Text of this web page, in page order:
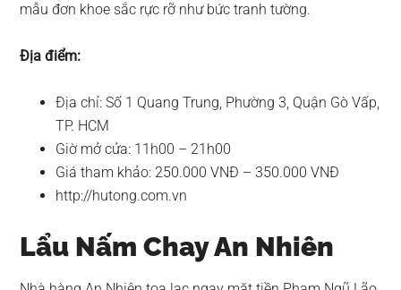
mẫu đơn khoe sắc rực rỡ như bức tranh tường.
Địa điểm:
Địa chỉ: Số 1 Quang Trung, Phường 3, Quận Gò Vấp,
TP. HCM
Giờ mở cửa: 11h00 – 21h00
Giá tham khảo: 250.000 VNĐ – 350.000 VNĐ
http://hutong.com.vn
Lẩu Nấm Chay An Nhiên